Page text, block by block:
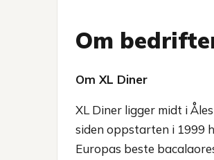
Om
Om XL Diner
XL Diner ligger midt i
siden oppstarten i 1999
Europas beste